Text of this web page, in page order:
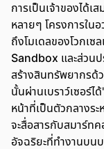
การเป็นเจ้าของได้
หลายๆ โครงการใน
ถึงโมเดลของโวกเซ
Sandbox และส่วน
สร้างสินทรัพยากรด้
นั้นผ่านเบราว์เซอร์
หน้าที่เป็นตัวกลางระ
จะสื่อสารกับสมาร์ท
อัจฉริยะที่ทำงานบน